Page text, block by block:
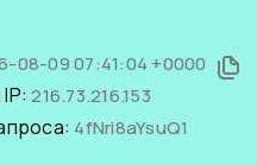
08-09 07:41:04 +0000
IP:216.73.216.153
4fNri8aYsuQ1